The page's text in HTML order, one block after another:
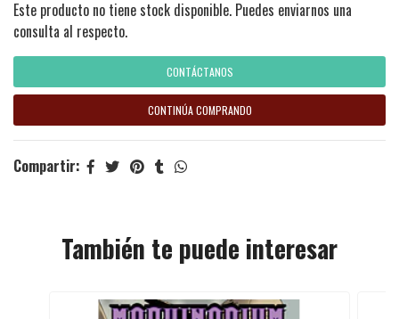
Este producto no tiene stock disponible. Puedes enviarnos una
consulta al respecto.
CONTÁCTANOS
CONTINÚA COMPRANDO
Compartir:
También te puede interesar